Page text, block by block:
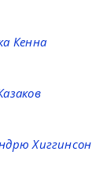
Кенна
Хиггинсон